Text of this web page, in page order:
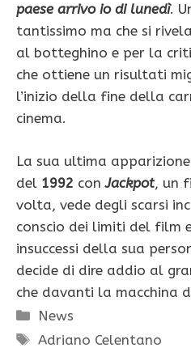
paese arrivo io di lunedì.
tantissimo ma che si
al botteghino e per la
che ottiene un risultati
l’inizio della fine della
cinema.
La sua ultima
del 1992 conJackpot, un
volta, vede degli scarsi
conscio dei limiti del film
insuccessi della sua
decide di dire addio al
che davanti la macchina
Categorie
News
Tag
Adriano Celentano